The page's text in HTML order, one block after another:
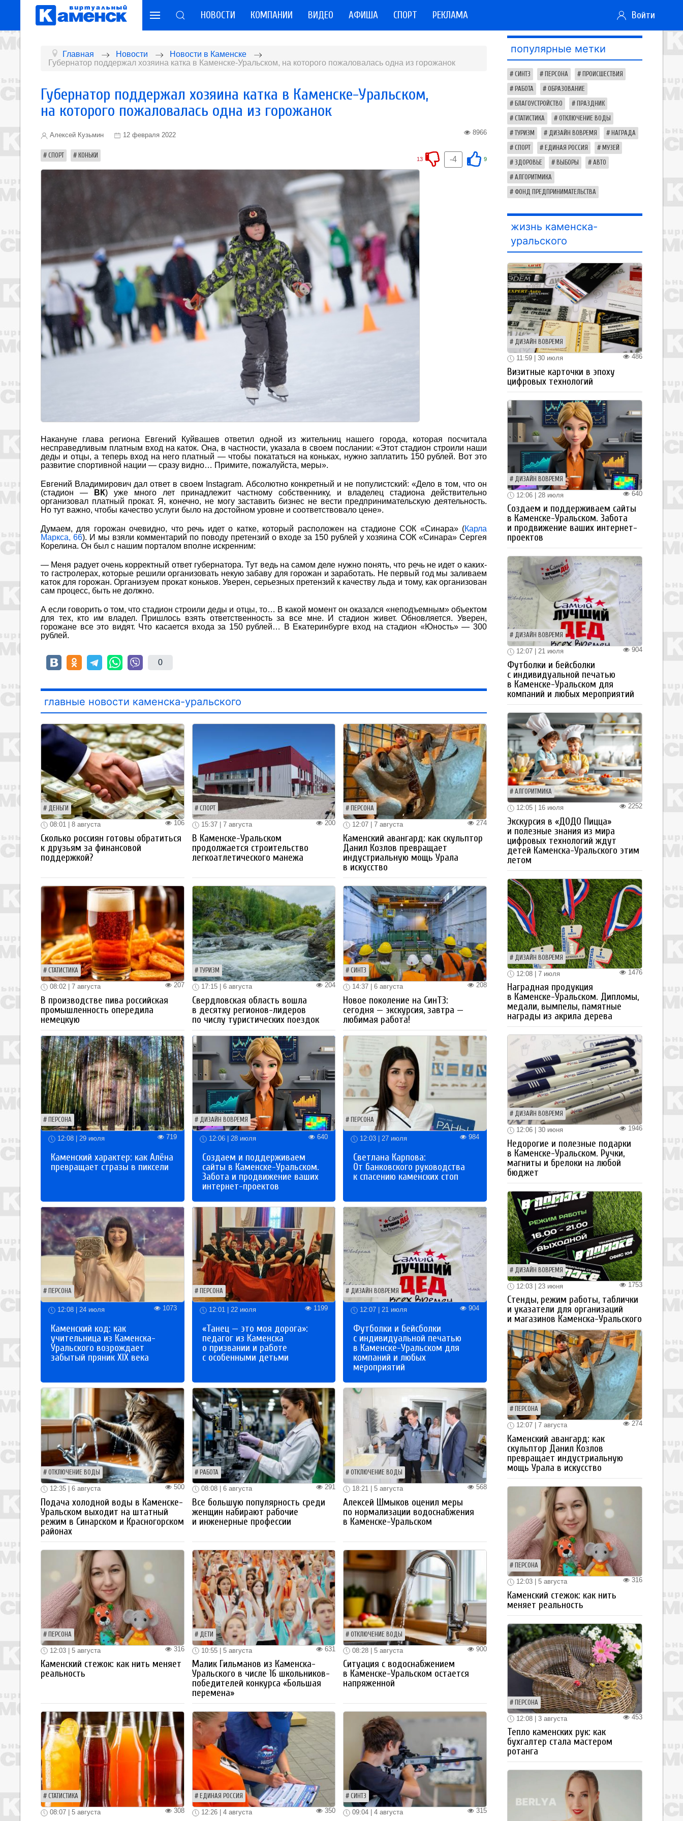
НОВОСТИ КОМПАНИИ ВИДЕО АФИША СПОРТ РЕКЛАМА Войти
Главная Новости
Новости в Каменске
Губернатор поддержал хозяина катка в Каменске-Уральском, на которого пожаловалась одна из горожанок
Губернатор поддержал хозяина катка в Каменске-Уральском,
на которого пожаловалась одна из горожанок
Алексей Кузьмин 12 февраля 2022 8966
СПОРТ КОНЬКИ 9
-4
13
Накануне глава региона Евгений Куйвашев ответил одной из жительниц нашего города, которая посчитала
несправедливым платным вход на каток. Она, в частности, указала в своем послании: «Этот стадион строили наши
деды и отцы, а теперь вход на него платный — чтобы покататься на коньках, нужно заплатить 150 рублей. Вот это
развитие спортивной нации — сразу видно… Примите, пожалуйста, меры».
Евгений Владимирович дал ответ в своем Instagram. Абсолютно конкретный и не популистский: «Дело в том, что он
(стадион —
ВК) уже много лет принадлежит частному собственнику, и владелец стадиона действительно
организовал платный прокат. Я, конечно, не могу заставить бизнес не вести предпринимательскую деятельность.
Но тут важно, чтобы качество услуги было на достойном уровне и соответствовало цене».
Думаем, для горожан очевидно, что речь идет о катке, который расположен на стадионе СОК «Синара» (Карла
Маркса, 66). И мы взяли комментарий по поводу претензий о входе за 150 рублей у хозяина СОК «Синара» Сергея
Корелина. Он был с нашим порталом вполне искренним:
— Меня радует очень корректный ответ губернатора. Тут ведь на самом деле нужно понять, что речь не идет о каких-
то гастролерах, которые решили организовать некую забаву для горожан и заработать. Не первый год мы заливаем
каток для горожан. Организуем прокат коньков. Уверен, серьезных претензий к качеству льда и тому, как организован
сам процесс, быть не должно.
А если говорить о том, что стадион строили деды и отцы, то… В какой момент он оказался «неподъемным» объектом
для тех, кто им владел. Пришлось взять ответственность за все мне. И стадион живет. Обновляется. Уверен,
горожане все это видят. Что касается входа за 150 рублей… В Екатеринбурге вход на стадион «Юность» — 300
рублей.
0
главные новости каменска-уральского
ДЕНЬГИ
106
08:01 | 8 августа
Сколько россиян готовы обратиться
к друзьям за финансовой
поддержкой?
СПОРТ
200
15:37 | 7 августа
В Каменске-Уральском
продолжается строительство
легкоатлетического манежа
ПЕРСОНА
274
12:07 | 7 августа
Каменский авангард: как скульптор
Данил Козлов превращает
индустриальную мощь Урала
в искусство
СТАТИСТИКА
207
08:02 | 7 августа
В производстве пива российская
промышленность опередила
немецкую
ТУРИЗМ
204
17:15 | 6 августа
Свердловская область вошла
в десятку регионов-лидеров
по числу туристических поездок
СИНТЗ
208
14:37 | 6 августа
Новое поколение на СинТЗ:
сегодня — экскурсия, завтра —
любимая работа!
ПЕРСОНА
12:08 | 29 июля 719
Каменский характер: как Алёна
превращает стразы в пиксели
ДИЗАЙН ВОВРЕМЯ
12:06 | 28 июля 640
Создаем и поддерживаем
сайты в Каменске-Уральском.
Забота и продвижение ваших
интернет-проектов
ПЕРСОНА
12:03 | 27 июля 984
Светлана Карпова:
От банковского руководства
к спасению каменских стоп
ПЕРСОНА
12:08 | 24 июля 1073
Каменский код: как
учительница из Каменска-
Уральского возрождает
забытый пряник XIX века
ПЕРСОНА
12:01 | 22 июля 1199
«Танец — это моя дорога»:
педагог из Каменска
о призвании и работе
с особенными детьми
ДИЗАЙН ВОВРЕМЯ
12:07 | 21 июля 904
Футболки и бейсболки
с индивидуальной печатью
в Каменске-Уральском для
компаний и любых
мероприятий
ОТКЛЮЧЕНИЕ ВОДЫ
500
12:35 | 6 августа
Подача холодной воды в Каменске-
Уральском выходит на штатный
режим в Синарском и Красногорском
районах
РАБОТА
291
08:08 | 6 августа
Все большую популярность среди
женщин набирают рабочие
и инженерные профессии
ОТКЛЮЧЕНИЕ ВОДЫ
568
18:21 | 5 августа
Алексей Шмыков оценил меры
по нормализации водоснабжения
в Каменске-Уральском
ПЕРСОНА
316
12:03 | 5 августа
Каменский стежок: как нить меняет
реальность
ДЕТИ
631
10:55 | 5 августа
Малик Гильманов из Каменска-
Уральского в числе 16 школьников-
победителей конкурса «Большая
перемена»
ОТКЛЮЧЕНИЕ ВОДЫ
900
08:28 | 5 августа
Ситуация с водоснабжением
в Каменске-Уральском остается
напряженной
СТАТИСТИКА
308
08:07 | 5 августа
ЕДИНАЯ РОССИЯ
350
12:26 | 4 августа
СИНТЗ
315
09:04 | 4 августа
популярные метки
СИНТЗ ПЕРСОНА ПРОИСШЕСТВИЯ
РАБОТА ОБРАЗОВАНИЕ
БЛАГОУСТРОЙСТВО ПРАЗДНИК
СТАТИСТИКА ОТКЛЮЧЕНИЕ ВОДЫ
ТУРИЗМ ДИЗАЙН ВОВРЕМЯ НАГРАДА
СПОРТ ЕДИНАЯ РОССИЯ МУЗЕЙ
ЗДОРОВЬЕ ВЫБОРЫ АВТО
АЛГОРИТМИКА
ФОНД ПРЕДПРИНИМАТЕЛЬСТВА
жизнь каменска-
уральского
ДИЗАЙН ВОВРЕМЯ
486
11:59 | 30 июля
Визитные карточки в эпоху
цифровых технологий
ДИЗАЙН ВОВРЕМЯ
640
12:06 | 28 июля
Создаем и поддерживаем сайты
в Каменске-Уральском. Забота
и продвижение ваших интернет-
проектов
ДИЗАЙН ВОВРЕМЯ
904
12:07 | 21 июля
Футболки и бейсболки
с индивидуальной печатью
в Каменске-Уральском для
компаний и любых мероприятий
АЛГОРИТМИКА
2252
12:05 | 16 июля
Экскурсия в «ДОДО Пицца»
и полезные знания из мира
цифровых технологий ждут
детей Каменска-Уральского этим
летом
ДИЗАЙН ВОВРЕМЯ
1476
12:08 | 7 июля
Наградная продукция
в Каменске-Уральском. Дипломы,
медали, вымпелы, памятные
награды из акрила дерева
ДИЗАЙН ВОВРЕМЯ
1946
12:06 | 30 июня
Недорогие и полезные подарки
в Каменске-Уральском. Ручки,
магниты и брелоки на любой
бюджет
ДИЗАЙН ВОВРЕМЯ
1753
12:03 | 23 июня
Стенды, режим работы, таблички
и указатели для организаций
и магазинов Каменска-Уральского
ПЕРСОНА
274
12:07 | 7 августа
Каменский авангард: как
скульптор Данил Козлов
превращает индустриальную
мощь Урала в искусство
ПЕРСОНА
316
12:03 | 5 августа
Каменский стежок: как нить
меняет реальность
ПЕРСОНА
453
12:08 | 3 августа
Тепло каменских рук: как
бухгалтер стала мастером
ротанга